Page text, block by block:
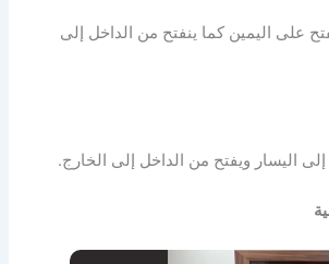
على اليمين كما ينفتح من الداخل إلى
إلى اليسار ويفتح من الداخل إلى الخارج.